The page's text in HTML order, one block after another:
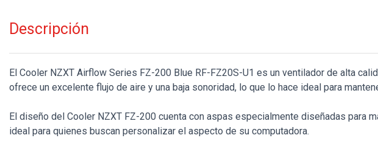
Descripción
El Cooler NZXT Airflow Series FZ-200 Blue RF-FZ20S-U1 es un ventilador de alta
ofrece un excelente flujo de aire y una baja sonoridad, lo que lo hace ideal para
El diseño del Cooler NZXT FZ-200 cuenta con aspas especialmente diseñadas para
ideal para quienes buscan personalizar el aspecto de su computadora.